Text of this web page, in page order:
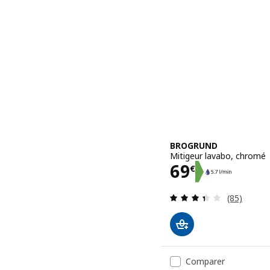
BROGRUND
Mitigeur lavabo, chromé
69€
Prix 69€
(85)
Comparer